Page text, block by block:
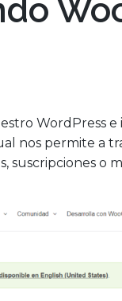
WordPress
nos permite a
suscripciones o